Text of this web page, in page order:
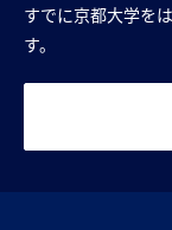
すでに京都大学を
す。